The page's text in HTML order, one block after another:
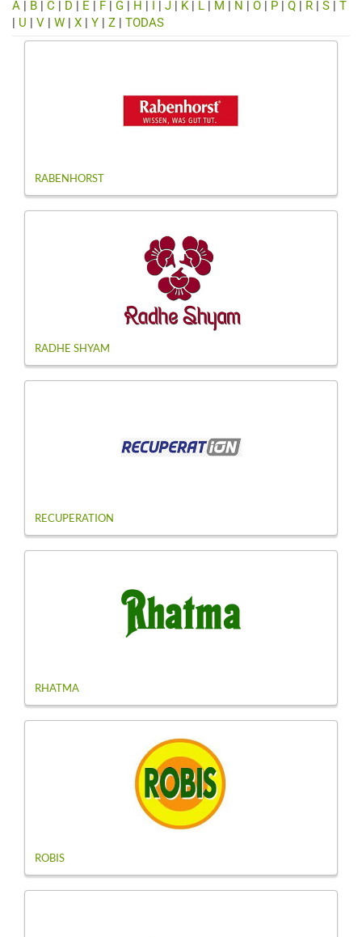
A | B | C | D | E | F | G | H | I | J | K| L | M | N | O | P | Q | R | S | T
| U | V | W | X | Y | Z | TODAS
RABENHORST
RADHE SHYAM
RECUPERATION
RHATMA
ROBIS